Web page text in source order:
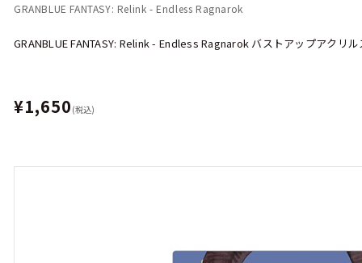
GRANBLUE FANTASY: Relink - Endless Ragnarok
GRANBLUE FANTASY: Relink - Endless Ragnarok バストアップアクリ
¥1,650 (税込)